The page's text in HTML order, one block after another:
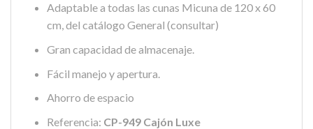
Adaptable a todas las cunas Micuna de 120 x 60
cm, del catálogo General (consultar)
Gran capacidad de almacenaje.
Fácil manejo y apertura.
Ahorro de espacio
Referencia: CP-949 Cajón Luxe